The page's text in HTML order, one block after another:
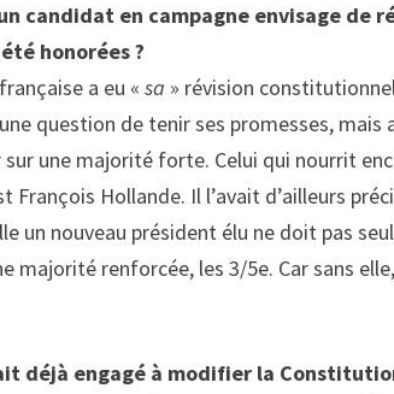
candidat en campagne envisage
honorées ?
a eu «sa » révision
question de tenir ses promesses, mais
une majorité forte. Celui qui nourrit
Hollande. Il l’avait d’ailleurs
un nouveau président élu ne doit pas
majorité renforcée, les 3/5e. Car sans
déjà engagé à modifier la